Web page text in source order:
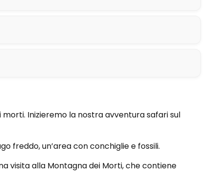
Inizieremo la nostra avventura safari sul
freddo, un’area con conchiglie e fossili.
visita alla Montagna dei Morti, che contiene